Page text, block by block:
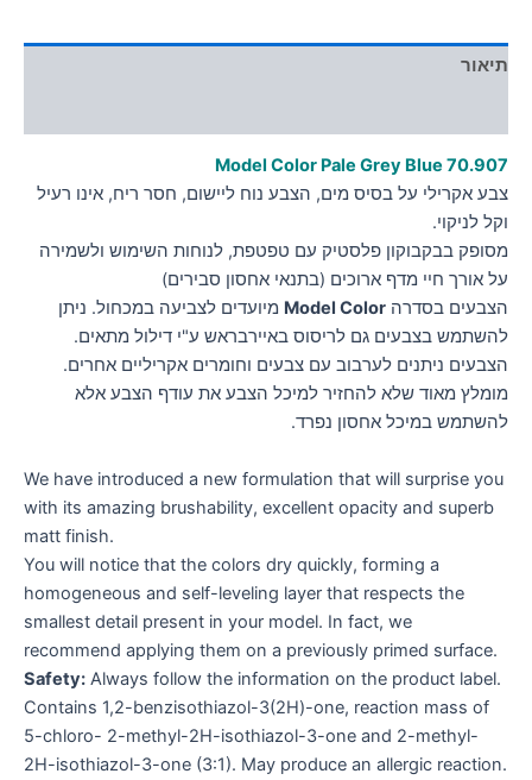
תיאור
Model Color Pale Grey Blue 70.907
צבע אקרילי על בסיס מים, הצבע נוח ליישום, חסר ריח, אינו רעיל
וקל לניקוי.
מסופק בבקבוקון פלסטיק עם טפטפת, לנוחות השימוש ולשמירה
על אורך חיי מדף ארוכים (בתנאי אחסון סבירים)
הצבעים בסדרה Model Color מיועדים לצביעה במכחול. ניתן
להשתמש בצבעים גם לריסוס באיירבראש ע"י דילול מתאים.
הצבעים ניתנים לערבוב עם צבעים וחומרים אקריליים אחרים.
מומלץ מאוד שלא להחזיר למיכל הצבע את עודף הצבע אלא
להשתמש במיכל אחסון נפרד.
We have introduced a new formulation that will surprise you
with its amazing brushability, excellent opacity and superb
matt finish.
You will notice that the colors dry quickly, forming a
homogeneous and self-leveling layer that respects the
smallest detail present in your model. In fact, we
recommend applying them on a previously primed surface.
Safety: Always follow the information on the product label.
Contains 1,2-benzisothiazol-3(2H)-one, reaction mass of
5-chloro- 2-methyl-2H-isothiazol-3-one and 2-methyl-
2H-isothiazol-3-one (3:1). May produce an allergic reaction.